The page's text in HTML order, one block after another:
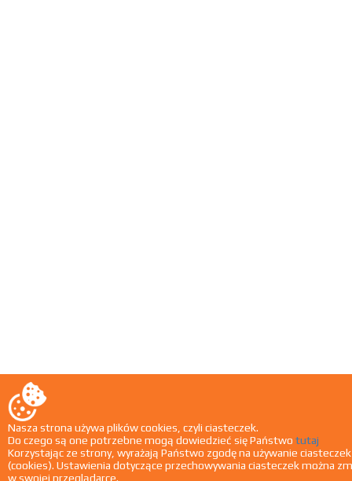
Nasza strona używa plików cookies, czyli ciasteczek.
Do czego są one potrzebne mogą dowiedzieć się Państwo tutaj
Korzystając ze strony, wyrażają Państwo zgodę na używanie ciasteczek
(cookies). Ustawienia dotyczące przechowywania ciasteczek można
w swojej przeglądarce.